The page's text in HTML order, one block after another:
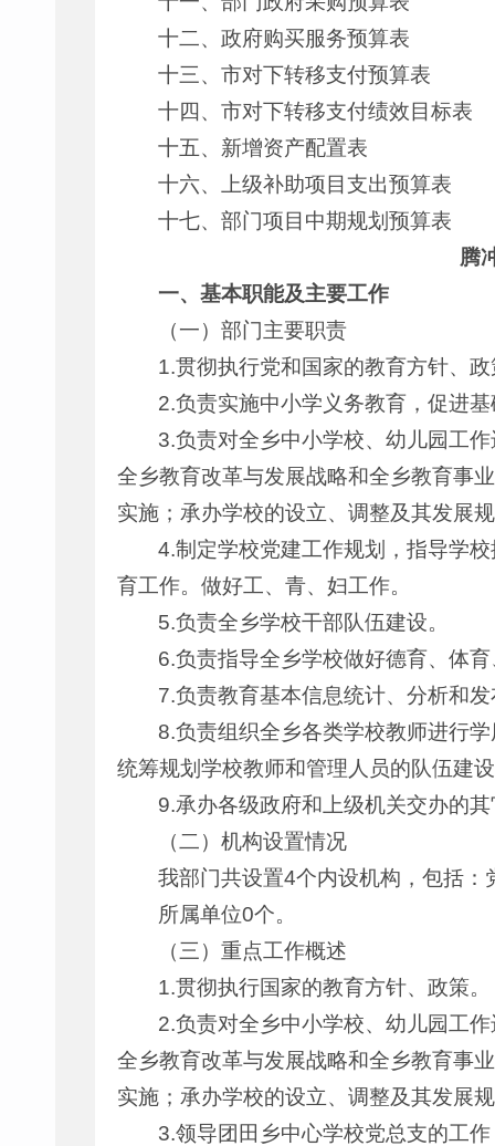
十二、政府购买服务预算表
十三、市对下转移支付预算表
十四、市对下转移支付绩效目标表
十五、新增资产配置表
十六、上级补助项目支出预算表
十七、部门项目中期规划预算表
腾
一、基本职能及主要工作
（一）部门主要职责
1.贯彻执行党和国家的教育方针、
2.负责实施中小学义务教育，促进
3.负责对全乡中小学校、幼儿园工
全乡教育改革与发展战略和全乡教育事
实施；承办学校的设立、调整及其发展
4.制定学校党建工作规划，指导学
育工作。做好工、青、妇工作。
5.负责全乡学校干部队伍建设。
6.负责指导全乡学校做好德育、体
7.负责教育基本信息统计、分析和
8.负责组织全乡各类学校教师进行
统筹规划学校教师和管理人员的队伍建
9.承办各级政府和上级机关交办的
（二）机构设置情况
我部门共设置4个内设机构，包括
所属单位0个。
（三）重点工作概述
1.贯彻执行国家的教育方针、政策。
2.负责对全乡中小学校、幼儿园工
全乡教育改革与发展战略和全乡教育事
实施；承办学校的设立、调整及其发展
3.领导团田乡中心学校党总支的工